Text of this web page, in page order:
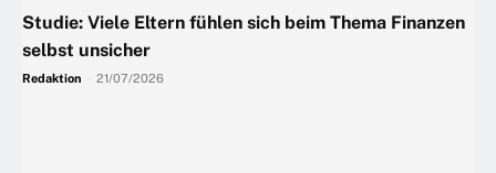
Studie: Viele Eltern fühlen sich beim Thema Finanzen
selbst unsicher
Redaktion 21/07/2026